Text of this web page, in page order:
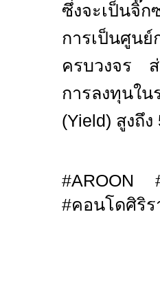
ซึ่งจะเป็นจิ๊
การเป็นศูน
ครบวงจร ส่
การลงทุนใน
(Yield) สูงถึง
#AROON
#คอนโดศิริร